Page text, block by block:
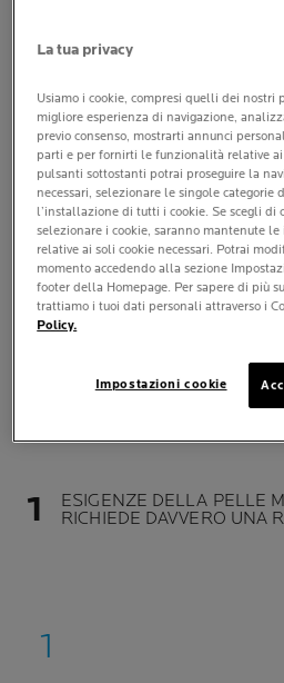
matura non significa solo
dell’età, ma soprattutto
cutanei in modo mirato:
sostenere la densità,
migliorare la sensazione di
In questo articolo analizzeremo
da integrare nella routine
texture più adatte in base alla
quali attivi prediligere
risultati progressivi e
Una guida completa per
con competenza, coerenza e
ESIGENZE DELLA PELLE
RICHIEDE DAVVERO UNA
La tua privacy
Usiamo i cookie, compresi quelli dei nostri
migliore esperienza di navigazione,
previo consenso, mostrarti annunci
parti e per fornirti le funzionalità relative ai
pulsanti sottostanti potrai proseguire la
necessari, selezionare le singole categorie
l’installazione di tutti i cookie. Se scegli di
selezionare i cookie, saranno mantenute
relative ai soli cookie necessari. Potrai
momento accedendo alla sezione
footer della Homepage. Per sapere di più
trattiamo i tuoi dati personali attraverso i
Policy.
Impostazioni cookie